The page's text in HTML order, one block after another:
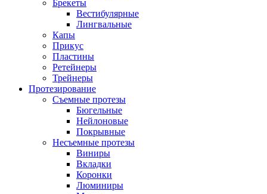
Брекеты
Вестибулярные
Лингвальные
Капы
Прикус
Пластины
Ретейнеры
Трейнеры
Протезирование
Съемные протезы
Бюгельные
Нейлоновые
Покрывные
Несъемные протезы
Виниры
Вкладки
Коронки
Люминиры